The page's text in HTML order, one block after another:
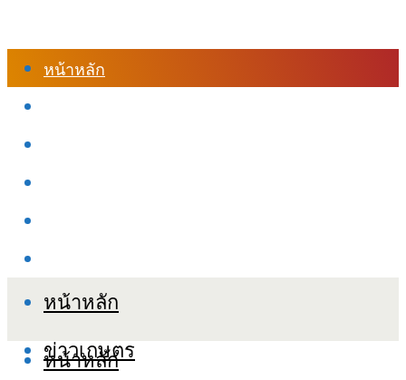
หน้าหลัก
หน้าหลัก
ข่าวเกษตร
หน้าหลัก